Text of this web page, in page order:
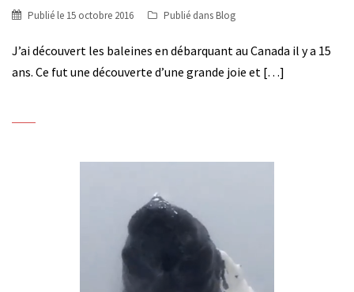
Publié le 15 octobre 2016 Publié dans Blog
J’ai découvert les baleines en débarquant au Canada il y a 15
ans. Ce fut une découverte d’une grande joie et […]